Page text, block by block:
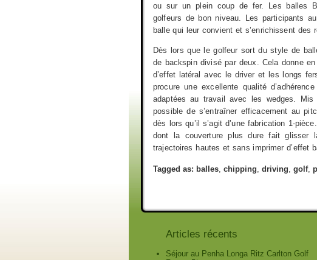
ou sur un plein coup de fer. Les balles
golfeurs de bon niveau. Les participants
balle qui leur convient et s’enrichissent des
Dès lors que le golfeur sort du style de
de backspin divisé par deux. Cela donne
d’effet latéral avec le driver et les longs
procure une excellente qualité
adaptées au travail avec les wedges.
possible de s’entraîner efficacement au
dès lors qu’il s’agit d’une fabrication 1-
dont la couverture plus dure fait glisser
trajectoires hautes et sans imprimer d’effet
Tagged as: balles chipping driving golf,
Articles récents
Séjour au Penha Longa Ritz Carlton Golf